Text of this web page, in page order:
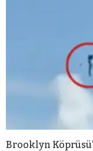
Brooklyn